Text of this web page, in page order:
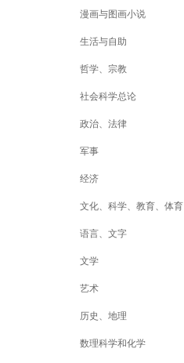
漫画与图画小说
生活与自助
哲学、宗教
社会科学总论
政治、法律
军事
经济
文化、科学、教育、体育
语言、文字
文学
艺术
历史、地理
数理科学和化学